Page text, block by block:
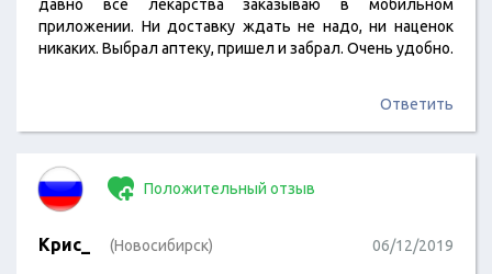
давно все лекарства заказываю в мобильном
приложении. Ни доставку ждать не надо, ни наценок
никаких. Выбрал аптеку, пришел и забрал. Очень удобно.
Ответить
Положительный отзыв
Крис_ (Новосибирск) 06/12/2019